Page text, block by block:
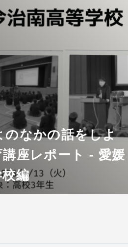
のなかの話をしよ
座レポート - 愛媛
編